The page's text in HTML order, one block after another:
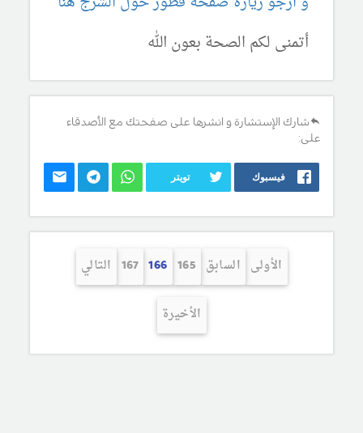
أتمنى لكم الصحة بعون الله
شارك الإستشارة و انشرها على صفحتك مع الأصدقاء
على:
فيسبوك تويتر
الأولى السابق 165
166
167 التالي
الأخيرة